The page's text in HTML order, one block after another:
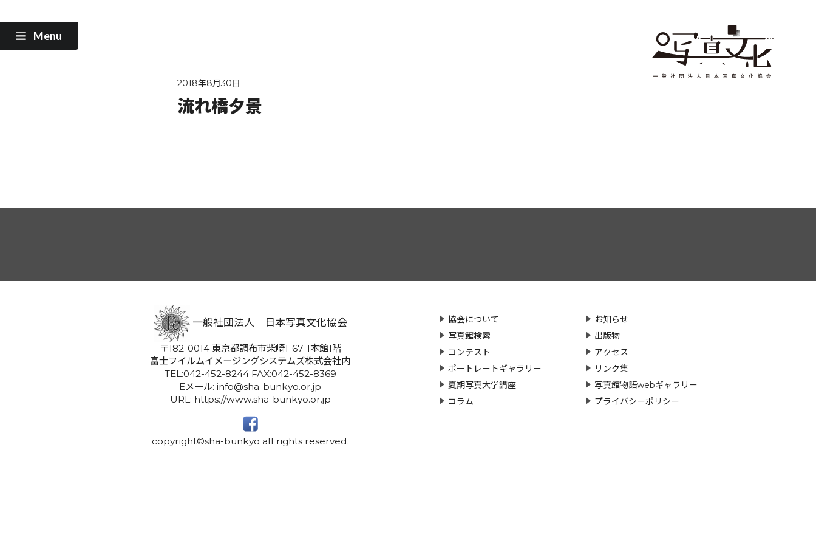
Menu
2018年8月30日
流れ橋夕景
協会について
写真館検索
コンテスト
ポートレートギャラリー
夏期写真大学講座
コラム
お知らせ
出版物
アクセス
リンク集
写真館物語webギャラリー
プライバシーポリシー
一般社団法人 日本写真文化協会
〒182-0014 東京都調布市柴崎1-67-1本館1階
富士フイルムイメージングシステムズ株式会社内
TEL:042-452-8244 FAX:042-452-8369
Eメール: info@sha-bunkyo.or.jp
URL: https://www.sha-bunkyo.or.jp
copyright©sha-bunkyo all rights reserved.